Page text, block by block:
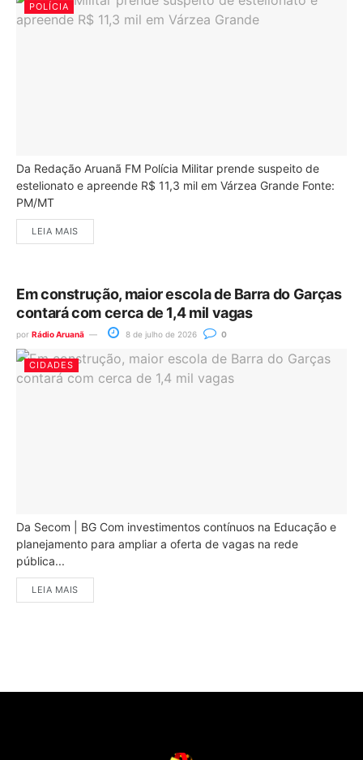
POLÍCIA
Da Redação Aruanã FM Polícia Militar prende suspeito de
estelionato e apreende R$ 11,3 mil em Várzea Grande Fonte:
PM/MT
LEIA MAIS
Em construção, maior escola de Barra do Garças
contará com cerca de 1,4 mil vagas
por Rádio Aruanã 8 de julho de 2026 0
CIDADES
Da Secom | BG Com investimentos contínuos na Educação e
planejamento para ampliar a oferta de vagas na rede
pública...
LEIA MAIS